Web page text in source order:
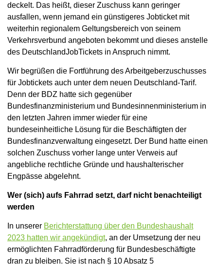
deckelt. Das heißt, dieser Zuschuss kann geringer
ausfallen, wenn jemand ein günstigeres Jobticket mit
weiterhin regionalem Geltungsbereich von seinem
Verkehrsverbund angeboten bekommt und dieses anstelle
des DeutschlandJobTickets in Anspruch nimmt.
Wir begrüßen die Fortführung des Arbeitgeberzuschusses
für Jobtickets auch unter dem neuen Deutschland-Tarif.
Denn der BDZ hatte sich gegenüber
Bundesfinanzministerium und Bundesinnenministerium in
den letzten Jahren immer wieder für eine
bundeseinheitliche Lösung für die Beschäftigten der
Bundesfinanzverwaltung eingesetzt. Der Bund hatte einen
solchen Zuschuss vorher lange unter Verweis auf
angebliche rechtliche Gründe und haushalterischer
Engpässe abgelehnt.
Wer (sich) aufs Fahrrad setzt, darf nicht benachteiligt
werden
In unserer Berichterstattung über den Bundeshaushalt
2023 hatten wir angekündigt, an der Umsetzung der neu
ermöglichten Fahrradförderung für Bundesbeschäftigte
dran zu bleiben. Sie ist nach § 10 Absatz 5